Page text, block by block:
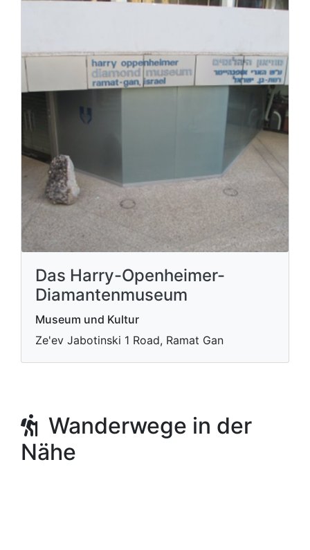
Das Harry-Openheimer-
Diamantenmuseum
Museum und Kultur
Ze'ev Jabotinski 1 Road, Ramat Gan
Wanderwege in der
Nähe